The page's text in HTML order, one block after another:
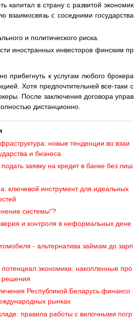
капитал в страну с развитой экономик
взаимосвязь с соседними государства
и политического риска.
иностранных инвесторов финским пр
прибегнуть к услугам любого брокера
Хотя предпочтительней все-таки с
После заключения договора управ
дистанционно.
новые тенденции во взаи
и бизнеса
заявку на кредит в банке без лиш
ключевой инструмент для идеальных
системы"?
и контроля в неформальных дене
- альтернатива займам до зарп
экономики: накопленные про
решения
Республикой Беларусь финансо
рынках
правила работы с вилочными погр